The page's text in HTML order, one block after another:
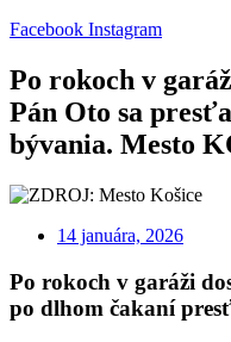
Facebook Instagram
Po rokoch v
Pán Oto sa
bývania. Mesto
14 januára, 2026
Po rokoch v garáži
po dlhom čakaní